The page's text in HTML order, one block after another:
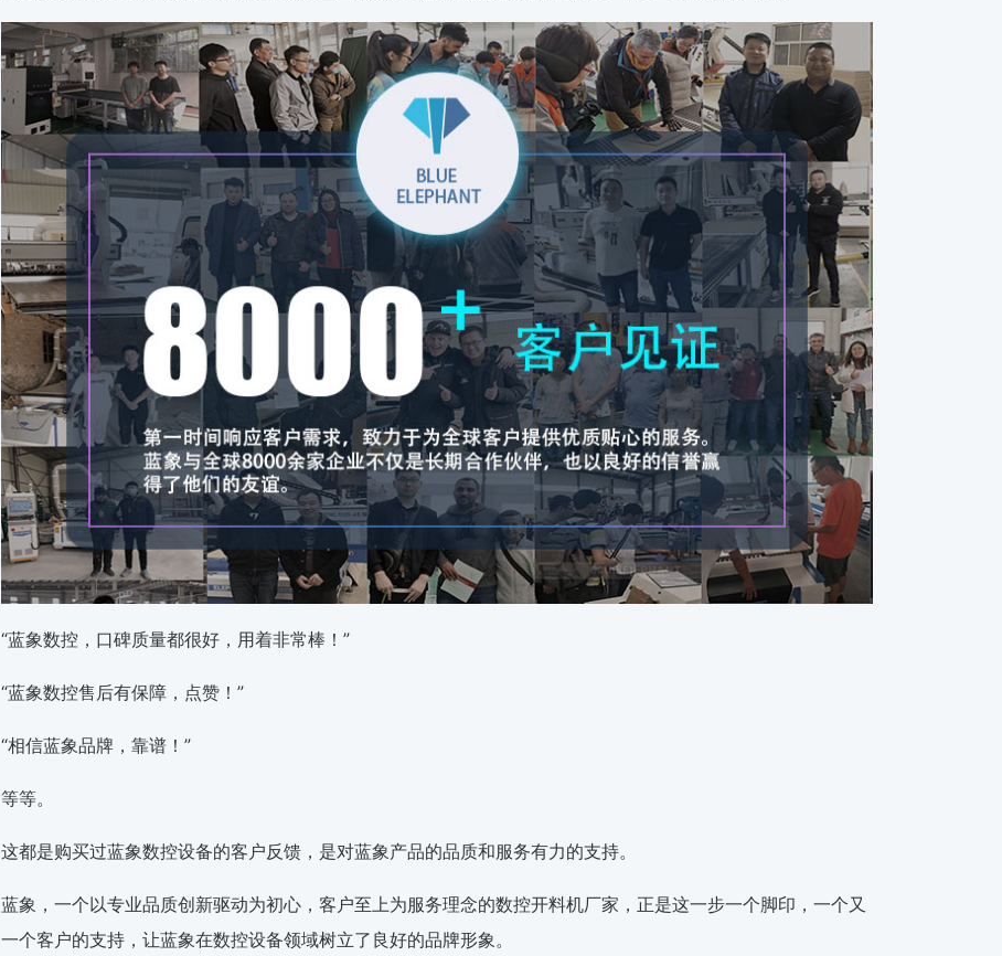
“蓝象数控，口碑质量都很好，用着非常棒！”
“蓝象数控售后有保障，点赞！”
“相信蓝象品牌，靠谱！”
等等。
这都是购买过蓝象数控设备的客户反馈，是对蓝象产品的品质和服务有力的支持。
蓝象，一个以专业品质创新驱动为初心，客户至上为服务理念的数控开料机厂家，正是这一步一个脚印，一个又
一个客户的支持，让蓝象在数控设备领域树立了良好的品牌形象。